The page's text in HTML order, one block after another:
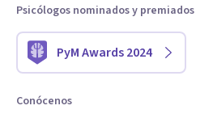
Psicólogos nominados y premiados
PyM Awards 2024
Conócenos